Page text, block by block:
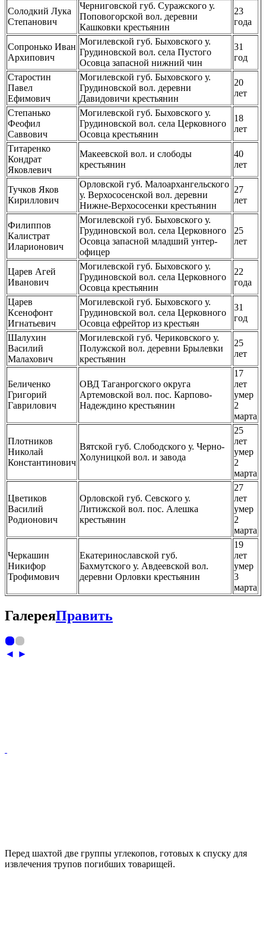
Солодкий Лука
Степанович
Черниговской губ. Суражского у.
Поповогорской вол. деревни
Кашковки крестьянин
23
года
Сопронько Иван
Архипович
Могилевской губ. Быховского у.
Грудиновской вол. села Пустого
Осовца запасной нижний чин
31
год
Старостин
Павел
Ефимович
Могилевской губ. Быховского у.
Грудиновской вол. деревни
Давидовичи крестьянин
20
лет
Степанько
Феофил
Саввович
Могилевской губ. Быховского у.
Грудиновской вол. села Церковного
Осовца крестьянин
18
лет
Титаренко
Кондрат
Яковлевич
Макеевской вол. и слободы
крестьянин
40
лет
Тучков Яков
Кириллович
Орловской губ. Малоархангельского
у. Верхососенской вол. деревни
Нижне-Верхососенки крестьянин
27
лет
Филиппов
Калистрат
Иларионович
Могилевской губ. Быховского у.
Грудиновской вол. села Церковного
Осовца запасной младший унтер-
офицер
25
лет
Царев Агей
Иванович
Могилевской губ. Быховского у.
Грудиновской вол. села Церковного
Осовца крестьянин
22
года
Царев
Ксенофонт
Игнатьевич
Могилевской губ. Быховского у.
Грудиновской вол. села Церковного
Осовца ефрейтор из крестьян
31
год
Шалухин
Василий
Малахович
Могилевской губ. Чериковского у.
Полужской вол. деревни Брылевки
крестьянин
25
лет
Беличенко
Григорий
Гаврилович
ОВД Таганрогского округа
Артемовской вол. пос. Карпово-
Надеждино крестьянин
17
лет
умер
2
марта
Плотников
Николай
Константинович
Вятской губ. Слободского у. Черно-
Холуницкой вол. и завода
25
лет
умер
2
марта
Цветиков
Василий
Родионович
Орловской губ. Севского у.
Литижской вол. пос. Алешка
крестьянин
27
лет
умер
2
марта
Черкашин
Никифор
Трофимович
Екатеринославской губ.
Бахмутского у. Авдеевской вол.
деревни Орловки крестьянин
19
лет
умер
3
марта
ГалереяПравить
◄ ►
Перед шахтой две группы углекопов, готовых к спуску для
извлечения трупов погибших товарищей.